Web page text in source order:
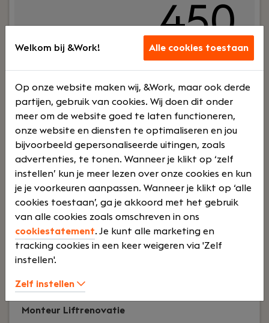
450
0
Möchtest du im Gesundheitswesen
etwas bewegen? Als Implementation Specialist
bist du Teil des New Market Teams und
verantwortlich für die erfolgreiche
Implementierung und Betreuung der Momo
BedSense-App in deutschen Pflegeeinrichtungen.
Pflegekräften und die Betreuung von
Bewohner:innen
Monteur Liftrenovatie
Welkom bij &Work! Alle cookies toestaan
Op onze website maken wij, &Work, maar ook derde
partijen, gebruik van cookies. Wij doen dit onder
meer om de website goed te laten functioneren,
onze website en diensten te optimaliseren en jou
bijvoorbeeld gepersonaliseerde uitingen, zoals
advertenties, te tonen. Wanneer je klikt op ‘zelf
instellen’ kun je meer lezen over onze cookies en kun
je je voorkeuren aanpassen. Wanneer je klikt op ‘alle
cookies toestaan’, ga je akkoord met het gebruik
van alle cookies zoals omschreven in ons
cookiestatement. Je kunt alle marketing en
tracking cookies in een keer weigeren via 'Zelf
instellen'.
Zelf instellen